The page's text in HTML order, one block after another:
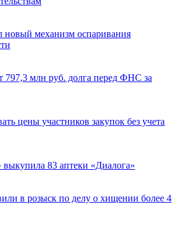
новый механизм оспаривания
797,3 млн руб. долга перед ФНС за
цены участников закупок без учета
выкупила 83 аптеки «Диалога»
в розыск по делу о хищении более 4